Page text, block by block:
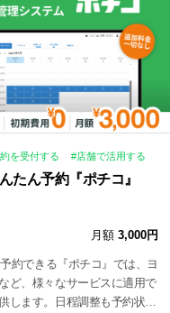
を受付する #店舗で活用する
たん予約『ポチコ』
月額 3,000円
約できる『ポチコ』では、ヨ
ど、様々なサービスに適用で
します。日程調整も予約状況